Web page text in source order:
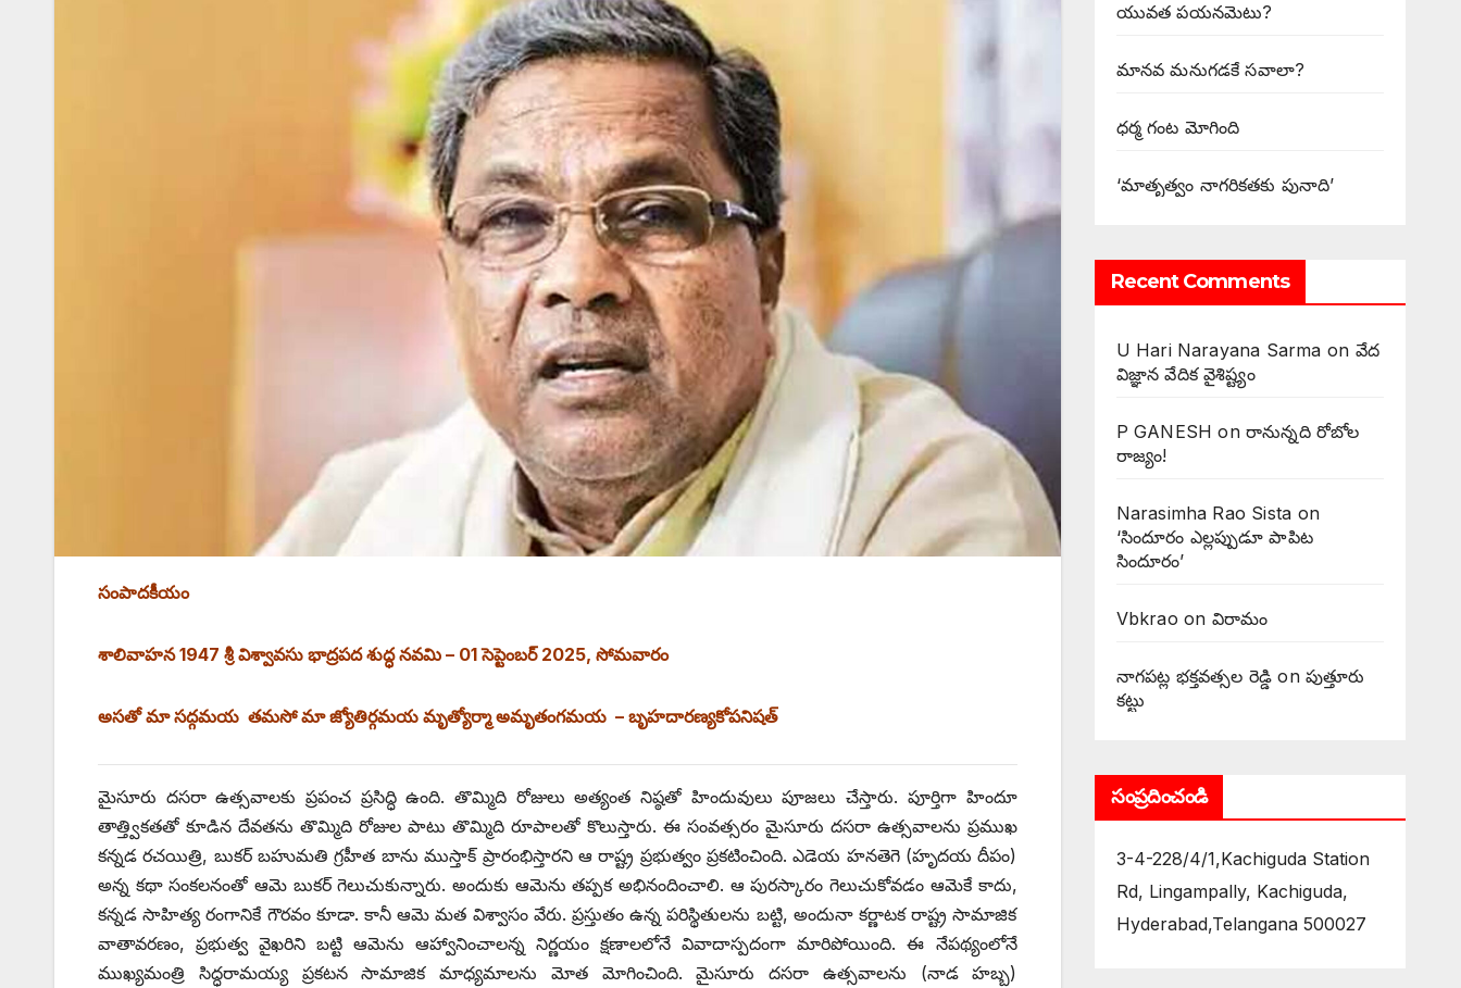
సంపాదకీయం
శాలివాహన 1947 శ్రీ విశ్వావసు భాద్రపద శుద్ధ నవమి – 01 సెప్టెంబర్‌ 2025, ‌సోమవారం
అసతో మా సద్గమయ తమసో మా జ్యోతిర్గమయ మృత్యోర్మా అమృతంగమయ – బృహదారణ్యకోపనిషత్‌
మైసూరు దసరా ఉత్సవాలకు ప్రపంచ ప్రసిద్ధి ఉంది. తొమ్మిది రోజులు అత్యంత నిష్ఠతో హిందువులు పూజలు చేస్తారు. పూర్తిగా హిందూ
తాత్త్వికతతో కూడిన దేవతను తొమ్మిది రోజుల పాటు తొమ్మిది రూపాలతో కొలుస్తారు. ఈ సంవత్సరం మైసూరు దసరా ఉత్సవాలను ప్రముఖ
కన్నడ రచయిత్రి, బుకర్‌ ‌బహుమతి గ్రహీత బాను ముస్తాక్‌ ‌ప్రారంభిస్తారని ఆ రాష్ట్ర ప్రభుత్వం ప్రకటించింది. ఎడెయ హనతెగె (హృదయ దీపం)
అన్న కథా సంకలనంతో ఆమె బుకర్‌ ‌గెలుచుకున్నారు. అందుకు ఆమెను తప్పక అభినందించాలి. ఆ పురస్కారం గెలుచుకోవడం ఆమెకే కాదు,
కన్నడ సాహిత్య రంగానికే గౌరవం కూడా. కానీ ఆమె మత విశ్వాసం వేరు. ప్రస్తుతం ఉన్న పరిస్థితులను బట్టి, అందునా కర్ణాటక రాష్ట్ర సామాజిక
వాతావరణం, ప్రభుత్వ వైఖరిని బట్టి ఆమెను ఆహ్వానించాలన్న నిర్ణయం క్షణాలలోనే వివాదాస్పదంగా మారిపోయింది. ఈ నేపథ్యంలోనే
ముఖ్యమంత్రి సిద్ధరామయ్య ప్రకటన సామాజిక మాధ్యమాలను మోత మోగించింది. మైసూరు దసరా ఉత్సవాలను (నాడ హబ్బ)
యువత పయనమెటు?
మానవ మనుగడకే సవాలా?
ధర్మ గంట మోగింది
‘మాతృత్వం నాగరికతకు పునాది’
Recent Comments
U Hari Narayana Sarma on వేద
విజ్ఞాన వేదిక వైశిష్ట్యం
P GANESH on ‌రానున్నది రోబోల
రాజ్యం!
Narasimha Rao Sista on
‘సిందూరం ఎల్లప్పుడూ పాపిట
సిందూరం’
Vbkrao on విరామం
నాగపట్ల భక్తవత్సల రెడ్డి on పుత్తూరు
కట్టు
సంప్రదించండి
3-4-228/4/1,Kachiguda Station
Rd, Lingampally, Kachiguda,
Hyderabad,Telangana 500027